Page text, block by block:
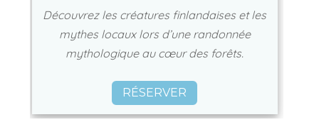
Découvrez les créatures finlandaises et les
mythes locaux lors d’une randonnée
mythologique au cœur des forêts.
RÉSERVER